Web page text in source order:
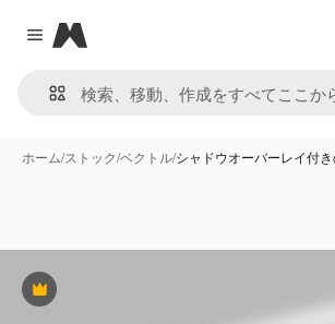
Close menu
Magnific
ホーム/ストック/ベクトル/シャドウオーバーレイ付
Premium